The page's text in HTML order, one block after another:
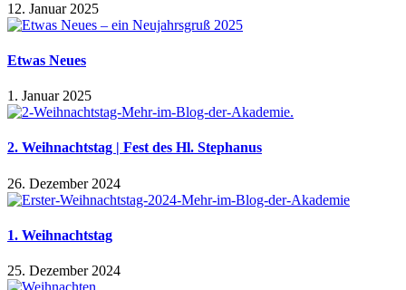
12. Januar 2025
Etwas Neues
1. Januar 2025
2. Weihnachtstag | Fest des Hl. Stephanus
26. Dezember 2024
1. Weihnachtstag
25. Dezember 2024